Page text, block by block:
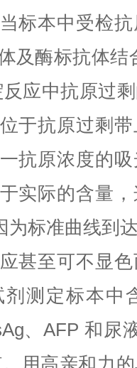
标本中受检
及酶标抗体结
应中抗原过
于抗原过剩
抗原浓度的
实际的含量
为标准曲线到
甚至可不显
测定标本中
、AFP和尿
用高亲和力